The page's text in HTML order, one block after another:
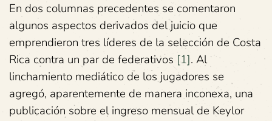
En dos columnas precedentes se comentaron
algunos aspectos derivados del juicio que
emprendieron tres líderes de la selección de Costa
Rica contra un par de federativos [1]. Al
linchamiento mediático de los jugadores se
agregó, aparentemente de manera inconexa, una
publicación sobre el ingreso mensual de Keylor